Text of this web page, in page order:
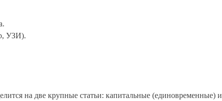
УЗИ).
на две крупные статьи: капитальные (единовременные) и